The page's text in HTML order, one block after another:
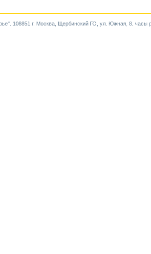
108851 г. Москва, Щербинский ГО, ул. Южная, 8. часы